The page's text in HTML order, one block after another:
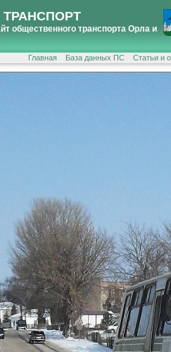
общественного транспорта Орла и
Главная База данных ПС Статьи и